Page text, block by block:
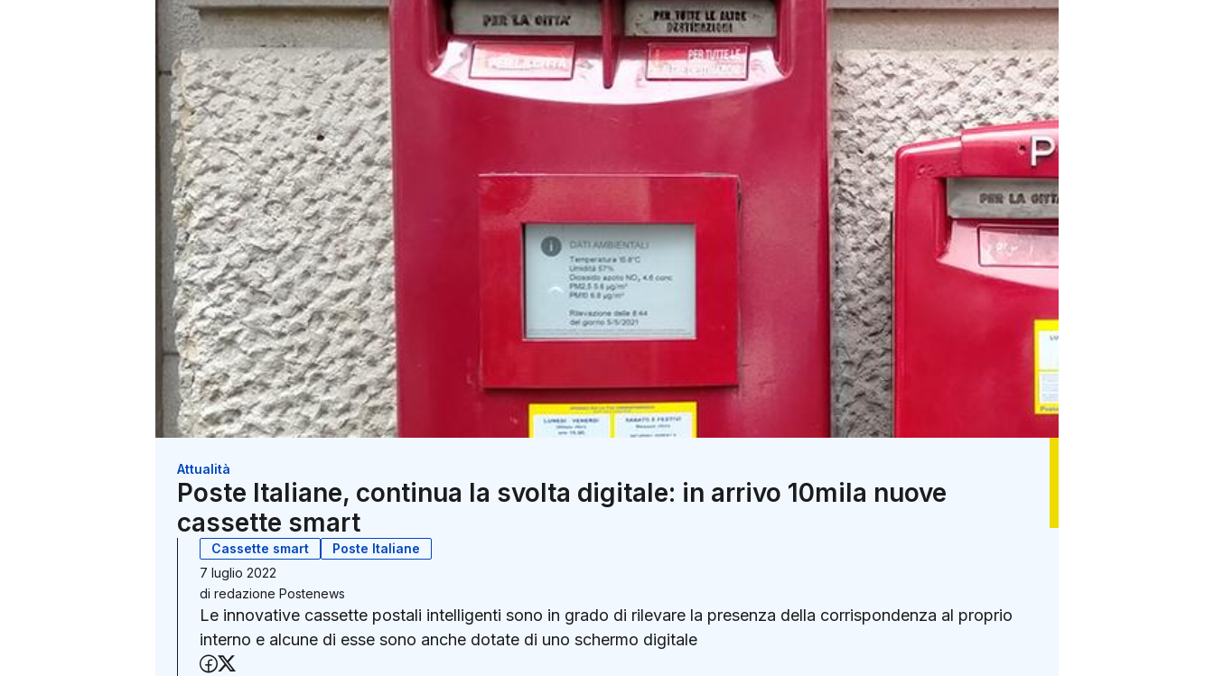
Attualità
Poste Italiane, continua la svolta digitale: in arrivo 10mila nuove
cassette smart
Cassette smart
Poste Italiane
7 luglio 2022
di redazione Postenews
Le innovative cassette postali intelligenti sono in grado di rilevare la presenza della corrispondenza al proprio
interno e alcune di esse sono anche dotate di uno schermo digitale
Condividi su Facebook